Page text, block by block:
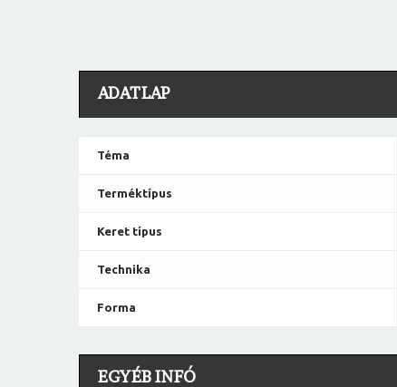
ADATLAP
Téma
Terméktípus
Keret típus
Technika
Forma
EGYÉB INFÓ